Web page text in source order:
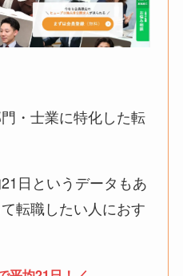
・士業に特化した転
日というデータもあ
転職したい人におす